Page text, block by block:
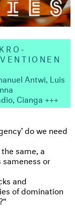
Antwi, Luis
Cianga +++
do we need
same, a
or
and
of domination